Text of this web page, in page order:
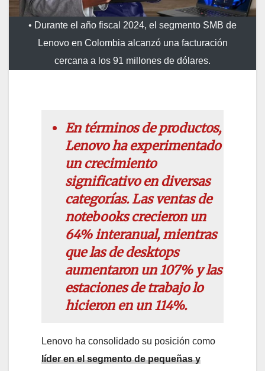
• Durante el año fiscal 2024, el segmento SMB de
Lenovo en Colombia alcanzó una facturación
cercana a los 91 millones de dólares.
En términos de productos,
Lenovo ha experimentado
un crecimiento
significativo en diversas
categorías. Las ventas de
notebooks crecieron un
64% interanual, mientras
que las de desktops
aumentaron un 107% y las
estaciones de trabajo lo
hicieron en un 114%.
Lenovo ha consolidado su posición como
líder en el segmento de pequeñas y